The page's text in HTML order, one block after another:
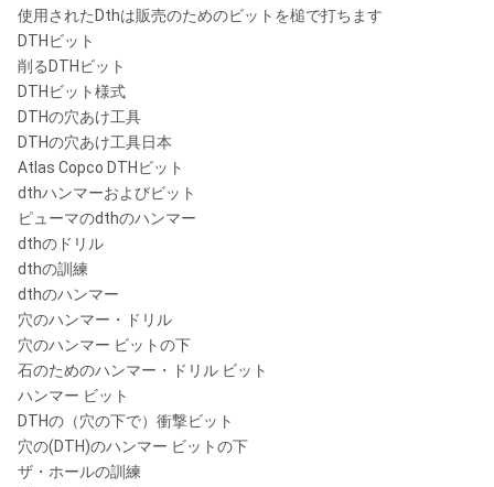
使用されたDthは販売のためのビットを槌で打ちます
DTHビット
削るDTHビット
DTHビット様式
DTHの穴あけ工具
DTHの穴あけ工具日本
Atlas Copco DTHビット
dthハンマーおよびビット
ピューマのdthのハンマー
dthのドリル
dthの訓練
dthのハンマー
穴のハンマー・ドリル
穴のハンマー ビットの下
石のためのハンマー・ドリル ビット
ハンマー ビット
DTHの（穴の下で）衝撃ビット
穴の(DTH)のハンマー ビットの下
ザ・ホールの訓練